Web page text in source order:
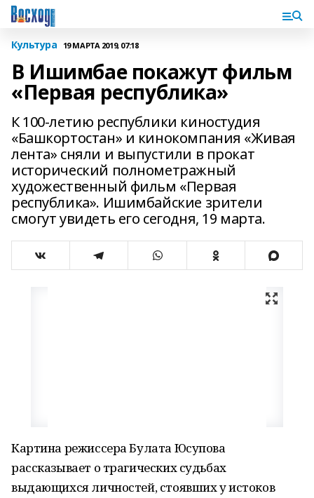
Культура 19 МАРТА 2019, 07:18
В Ишимбае покажут фильм
«Первая республика»
К 100-летию республики киностудия
«Башкортостан» и кинокомпания «Живая
лента» сняли и выпустили в прокат
исторический полнометражный
художественный фильм «Первая
республика». Ишимбайские зрители
смогут увидеть его сегодня, 19 марта.
Картина режиссера Булата Юсупова
рассказывает о трагических судьбах
выдающихся личностей, стоявших у истоков